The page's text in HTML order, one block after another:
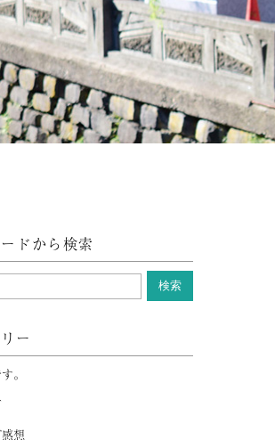
ドから検索
ー
。
想